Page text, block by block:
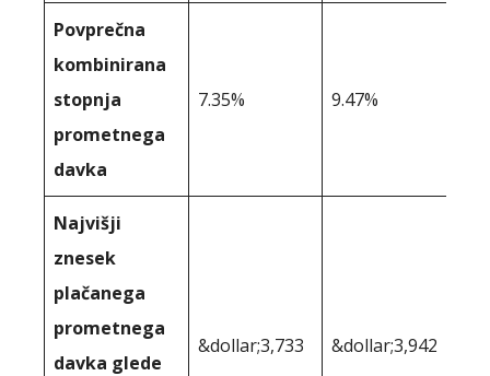
Povprečna
kombinirana
stopnja
prometnega
davka
7.35% 9.47%
Najvišji
znesek
plačanega
prometnega
davka glede
&dollar;3,733 &dollar;3,942